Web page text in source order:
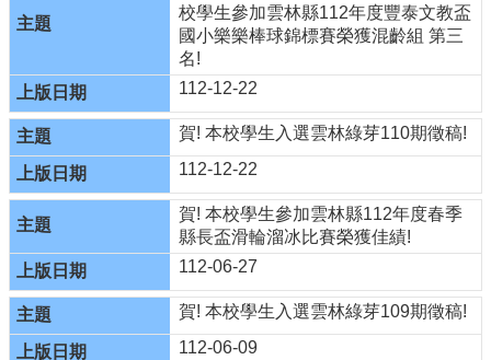
湖
學
系
統
最
新
消
息
課
程
計
畫
校學生參加雲林縣112年度豐泰文教盃
國小樂樂棒球錦標賽榮獲混齡組 第三
名!
112-12-22
賀! 本校學生入選雲林綠芽110期徵稿!
112-12-22
賀! 本校學生參加雲林縣112年度春季
縣長盃滑輪溜冰比賽榮獲佳績!
112-06-27
賀! 本校學生入選雲林綠芽109期徵稿!
112-06-09